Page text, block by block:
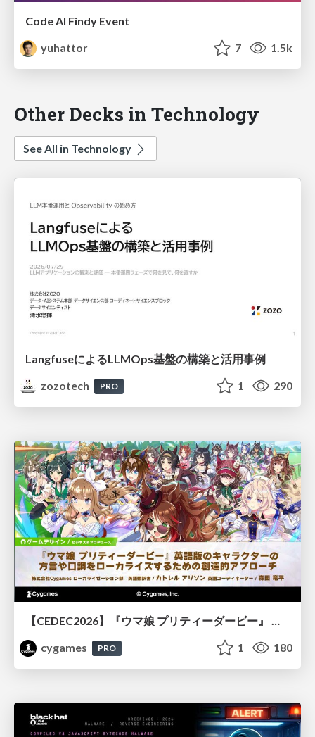
Code AI Findy Event
yuhattor
7 1.5k
Other Decks in Technology
See All in Technology
LangfuseによるLLMOps基盤の構築と活用事例
zozotech
PRO 1 290
【CEDEC2026】『ウマ娘 プリティーダービー』 英語版のキャラクターの方言や口調をローカライズするための創造的アプローチ
cygames
PRO 1 180